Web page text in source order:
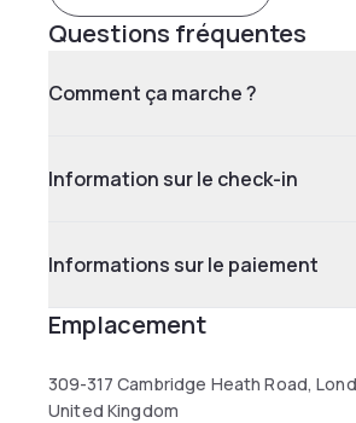
Questions fréquentes
Comment ça marche ?
Information sur le check-in
Informations sur le paiement
Emplacement
309-317 Cambridge Heath Road,
United Kingdom